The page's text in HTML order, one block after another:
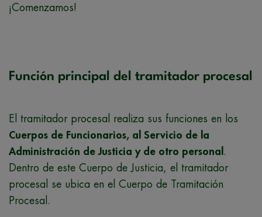
¡Comenzamos!
Función principal del tramitador procesal
El tramitador procesal realiza sus funciones en los
Cuerpos de Funcionarios, al Servicio de la
Administración de Justicia y de otro personal
Dentro de este Cuerpo de Justicia, el tramitador
procesal se ubica en el Cuerpo de Tramitación
Procesal.